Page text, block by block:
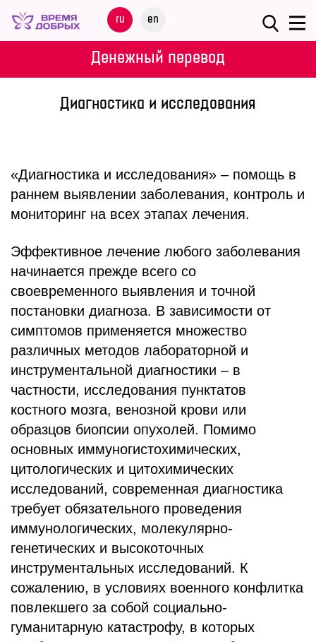
ru en
Меню
ПРОГРАММЫ
ПАРТНЕРАМ
МЕРОПРИЯТИЯ
ПОМОЩЬ
БЛОГ
Денежный перевод
Диагностика и исследования
«Диагностика и исследования» – помощь в
раннем выявлении заболевания, контроль и
мониторинг на всех этапах лечения.
Эффективное лечение любого заболевания
начинается прежде всего со
своевременного выявления и точной
постановки диагноза. В зависимости от
симптомов применяется множество
различных методов лабораторной и
инструментальной диагностики – в
частности, исследования пунктатов
костного мозга, венозной крови или
образцов биопсии опухолей. Помимо
основных иммуногистохимических,
цитологических и цитохимических
исследований, современная диагностика
требует обязательного проведения
иммунологических, молекулярно-
генетических и высокоточных
инструментальных исследований. К
сожалению, в условиях военного конфлитка
повлекшего за собой социально-
гуманитарную катастрофу, в которых